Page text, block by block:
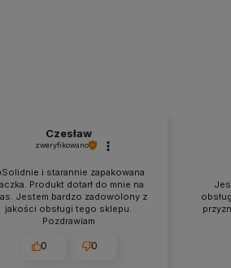
Czesław
zweryfikowano
i starannie zapakowana
Produkt dotarł do mnie na
Jestem bardzo zadowolony z
jakości obsługi tego sklepu.
Pozdrawiam
0 0